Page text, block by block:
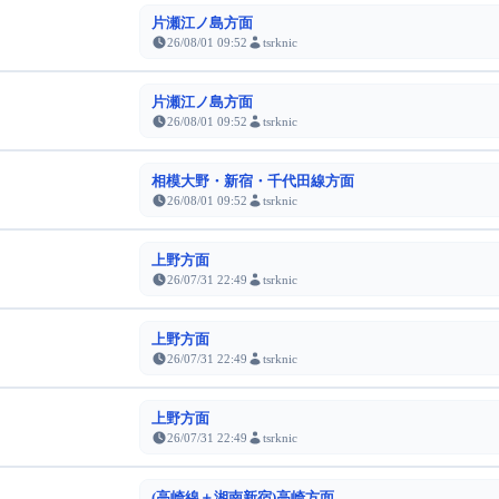
片瀬江ノ島方面
26/08/01 09:52 tsrknic
片瀬江ノ島方面
26/08/01 09:52 tsrknic
相模大野・新宿・千代田線方面
26/08/01 09:52 tsrknic
上野方面
26/07/31 22:49 tsrknic
上野方面
26/07/31 22:49 tsrknic
上野方面
26/07/31 22:49 tsrknic